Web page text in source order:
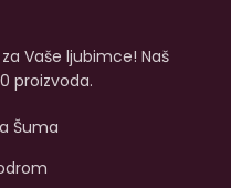
Vaše ljubimce! Naš
proizvoda.
Šuma